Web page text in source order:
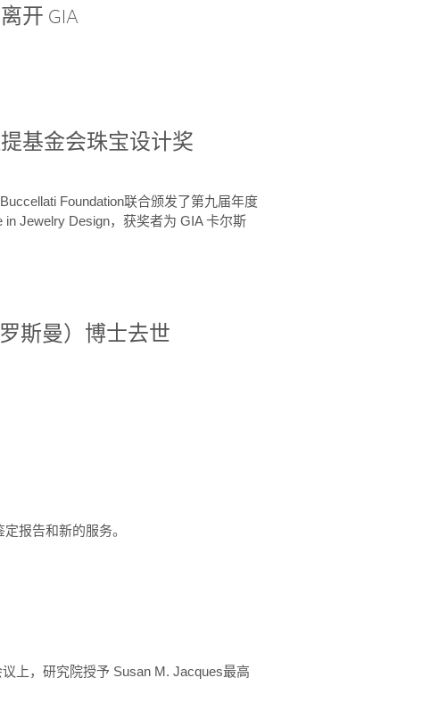
开 GIA
基金会珠宝设计奖
Foundation联合颁发了第九届年度
in Jewelry Design，获奖者为 GIA 卡尔斯
罗斯曼）博士去世
报告和新的服务。
上，研究院授予 Susan M. Jacques最高